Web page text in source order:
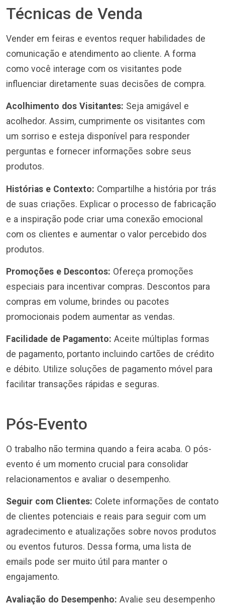
Técnicas de Venda
Vender em feiras e eventos requer habilidades de
comunicação e atendimento ao cliente. A forma
como você interage com os visitantes pode
influenciar diretamente suas decisões de compra.
Acolhimento dos Visitantes: Seja amigável e
acolhedor. Assim, cumprimente os visitantes com
um sorriso e esteja disponível para responder
perguntas e fornecer informações sobre seus
produtos.
Histórias e Contexto: Compartilhe a história por trás
de suas criações. Explicar o processo de fabricação
e a inspiração pode criar uma conexão emocional
com os clientes e aumentar o valor percebido dos
produtos.
Promoções e Descontos: Ofereça promoções
especiais para incentivar compras. Descontos para
compras em volume, brindes ou pacotes
promocionais podem aumentar as vendas.
Facilidade de Pagamento: Aceite múltiplas formas
de pagamento, portanto incluindo cartões de crédito
e débito. Utilize soluções de pagamento móvel para
facilitar transações rápidas e seguras.
Pós-Evento
O trabalho não termina quando a feira acaba. O pós-
evento é um momento crucial para consolidar
relacionamentos e avaliar o desempenho.
Seguir com Clientes: Colete informações de contato
de clientes potenciais e reais para seguir com um
agradecimento e atualizações sobre novos produtos
ou eventos futuros. Dessa forma, uma lista de
emails pode ser muito útil para manter o
engajamento.
Avaliação do Desempenho: Avalie seu desempenho